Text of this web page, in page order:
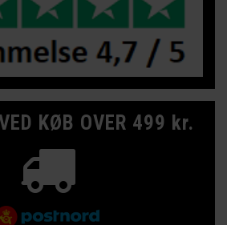
KØB OVER 499 kr.